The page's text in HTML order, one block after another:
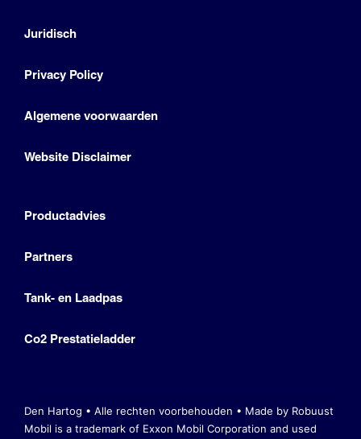
Juridisch
Privacy Policy
Algemene voorwaarden
Website Disclaimer
Productadvies
Partners
Tank- en Laadpas
Co2 Prestatieladder
Den Hartog • Alle rechten voorbehouden • Made by Robuust
Mobil is a trademark of Exxon Mobil Corporation and used